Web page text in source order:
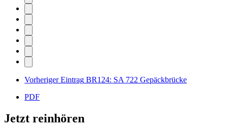
Vorheriger Eintrag BR124: SA 722 Gepäckbrücke
PDF
Jetzt reinhören